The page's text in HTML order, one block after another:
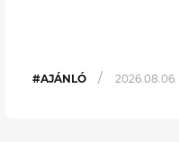
#AJÁNLÓ / 2026.08.06.